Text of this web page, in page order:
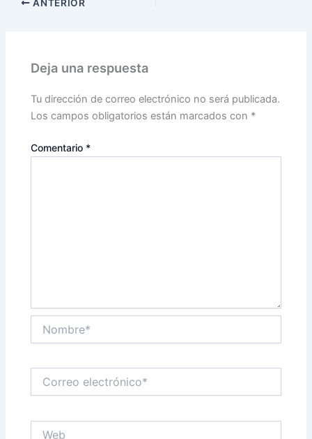
ANTERIOR
Deja una respuesta
Tu dirección de correo electrónico no será publicada.
Los campos obligatorios están marcados con *
Comentario *
electrónico*